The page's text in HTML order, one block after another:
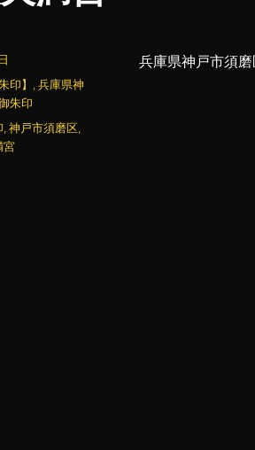
兵庫県神戸市須
印】 ,兵庫県神
朱印
,神戸市須磨区
宮